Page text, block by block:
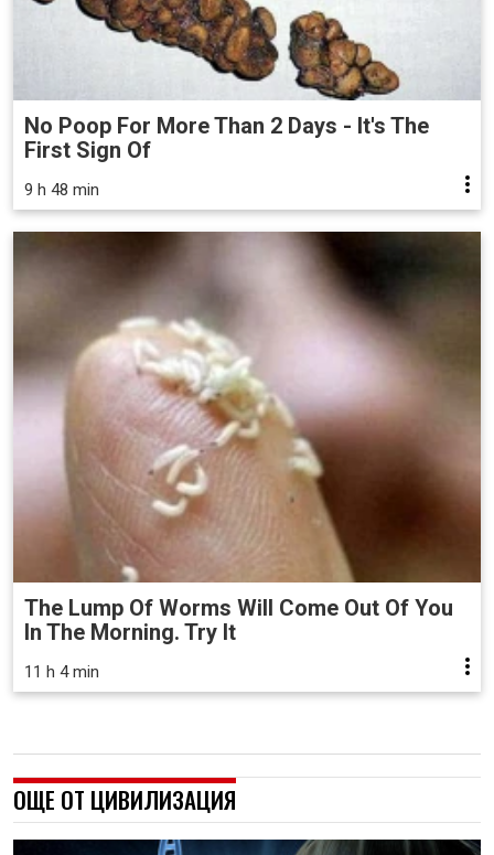
No Poop For More Than 2 Days - It's The
First Sign Of
9 h 48 min
The Lump Of Worms Will Come Out Of You
In The Morning. Try It
11 h 4 min
ОЩЕ ОТ ЦИВИЛИЗАЦИЯ